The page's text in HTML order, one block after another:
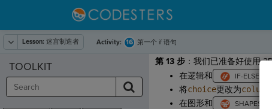
Lesson: 迷宫制造者 Activity: 16 第一个 if 语句
第 13 步：我们已准备好使用
在逻辑和
将choice更改为column
在图形和
TOOLKIT